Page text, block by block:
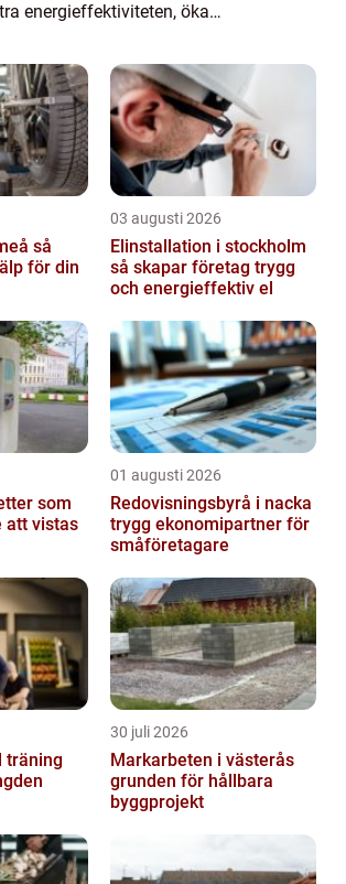
energieffektiviteten, öka
så
för din
03 augusti 2026
Elinstallation i stockholm
så skapar företag trygg
och energieffektiv el
som
att vistas
01 augusti 2026
Redovisningsbyrå i nacka
trygg ekonomipartner för
småföretagare
30 juli 2026
Markarbeten i västerås
grunden för hållbara
byggprojekt